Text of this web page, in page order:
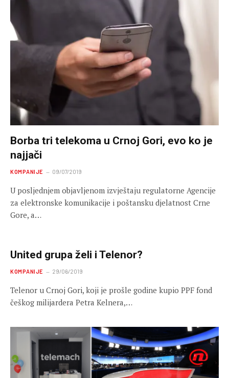
Borba tri telekoma u Crnoj Gori, evo ko je
najjači
KOMPANIJE 09/07/2019
U posljednjem objavljenom izvještaju regulatorne Agencije
za elektronske komunikacije i poštansku djelatnost Crne
Gore, a…
United grupa želi i Telenor?
KOMPANIJE 29/06/2019
Telenor u Crnoj Gori, koji je prošle godine kupio PPF fond
češkog milijardera Petra Kelnera,…